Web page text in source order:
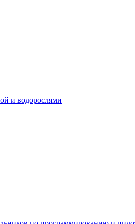
и водорослями